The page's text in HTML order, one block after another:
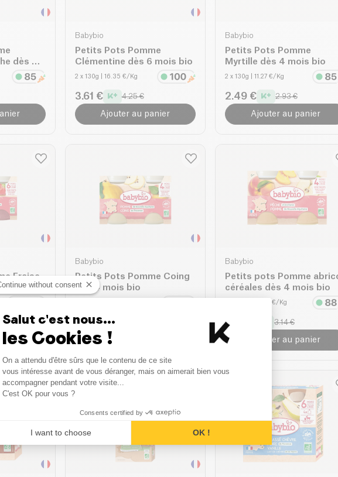
dès 4
Babybio
Petits Pots Pomme
Clémentine dès 6 mois bio
2 x 130g | 16.35 €/Kg
3.61 € 4.25 €
Ajouter au panier
Babybio
Petits Pots Pomme
Myrtille dès 4 mois bio
2 x 130g | 11.27 €/Kg
2.49 € 2.93 €
Ajouter au panier
Fraise
Babybio
Petits Pots Pomme Coing
dès 4 mois bio
2.67 €
Ajouter au panier
Babybio
Petits pots Pomme
céréales dès 4 mois bio
| 12.08 €/Kg
2.67 € 3.14 €
Ajouter au panier
without consent
Salut c'est nous...
les Cookies !
Consent Management Platform:
On a attendu d'être sûrs que le contenu de ce site
vous intéresse avant de vous déranger, mais on aimerait bien vous
accompagner pendant votre visite...
C'est OK pour vous ?
Consents certified by
I want to choose OK !
Axeptio consent